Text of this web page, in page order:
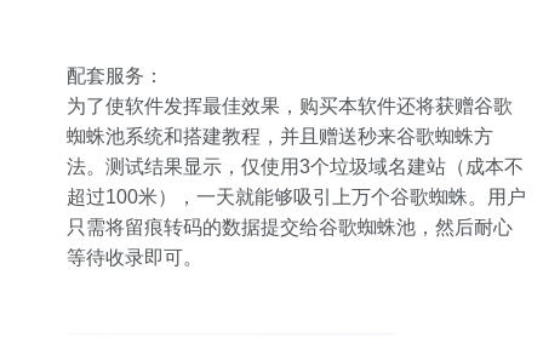
配套服务：
为了使软件发挥最佳效果，购买本软件还将获赠谷歌
蜘蛛池系统和搭建教程，并且赠送秒来谷歌蜘蛛方
法。测试结果显示，仅使用3个垃圾域名建站（成本不
超过100米），一天就能够吸引上万个谷歌蜘蛛。用户
只需将留痕转码的数据提交给谷歌蜘蛛池，然后耐心
等待收录即可。